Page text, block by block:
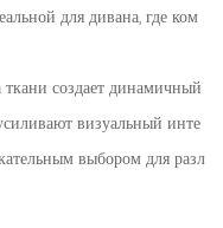
для дивана, где ком
ткани создает динамичный
визуальный инте
выбором для разл